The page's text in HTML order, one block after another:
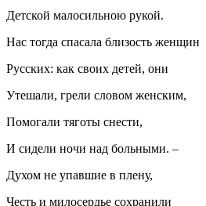
Детской малосильною рукой.
Нас тогда спасала близость женщин
Русских: как своих детей, они
Утешали, грели словом женским,
Помогали тяготы снести,
И сидели ночи над больными. –
Духом не упавшие в плену,
Честь и милосердье сохранили